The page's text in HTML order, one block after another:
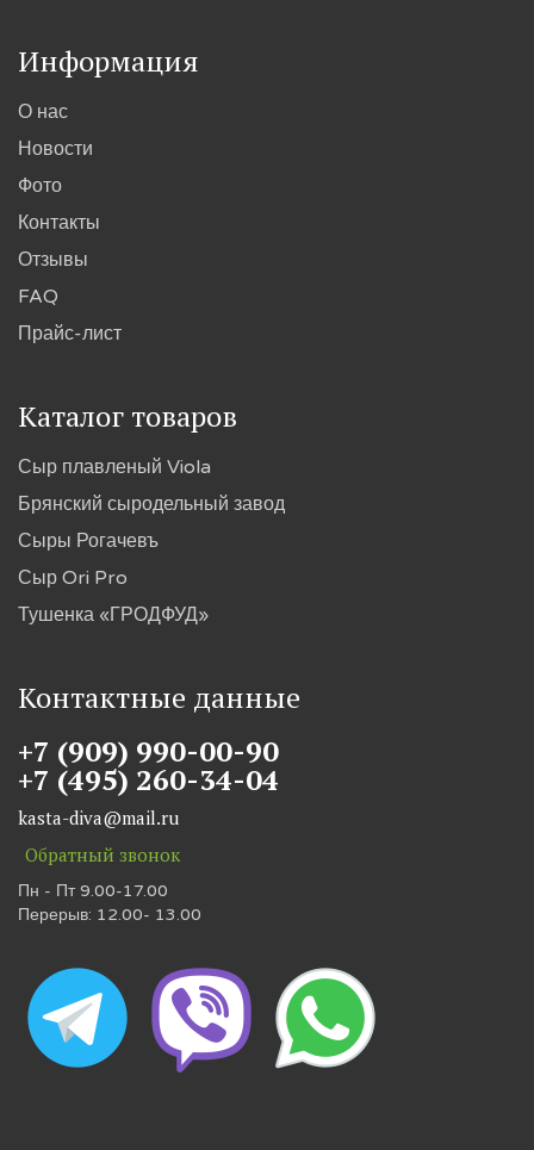
Информация
О нас
Новости
Фото
Контакты
Отзывы
FAQ
Прайс-лист
Каталог товаров
Сыр плавленый Viola
Брянский сыродельный завод
Сыры Рогачевъ
Сыр Ori Pro
Тушенка «ГРОДФУД»
Контактные данные
+7 (909) 990-00-90
+7 (495) 260-34-04
kasta-diva@mail.ru
Обратный звонок
Пн - Пт 9.00-17.00
Перерыв: 12.00- 13.00